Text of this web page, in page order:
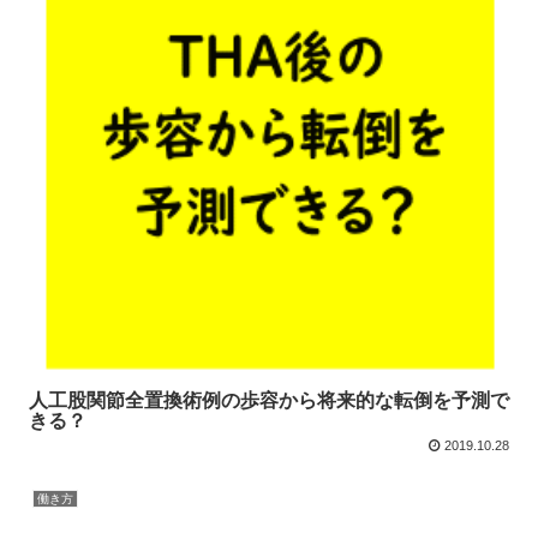
人工股関節全置換術例の歩容から将来的な転倒を予測で
きる？
2019.10.28
働き方